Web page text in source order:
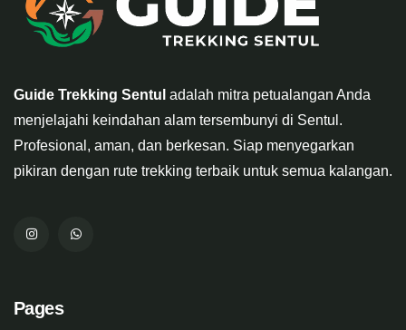
Guide Trekking Sentul adalah mitra petualangan Anda
menjelajahi keindahan alam tersembunyi di Sentul.
Profesional, aman, dan berkesan. Siap menyegarkan
pikiran dengan rute trekking terbaik untuk semua kalangan.
Pages